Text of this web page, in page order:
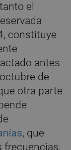
el
constituye
antes
de
otra parte
, que
frecuencias,